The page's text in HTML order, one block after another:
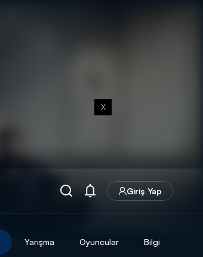
X
Giriş Yap
Yarışma Oyuncular Bilgi